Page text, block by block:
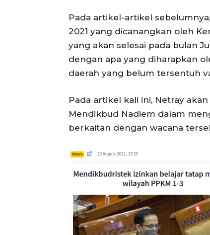
Pada artikel-artikel sebelumnya,
2021 yang dicanangkan oleh
yang akan selesai pada bulan
dengan apa yang diharapkan
daerah yang belum tersentuh
Pada artikel kali ini, Netray
Mendikbud Nadiem dalam
berkaitan dengan wacana